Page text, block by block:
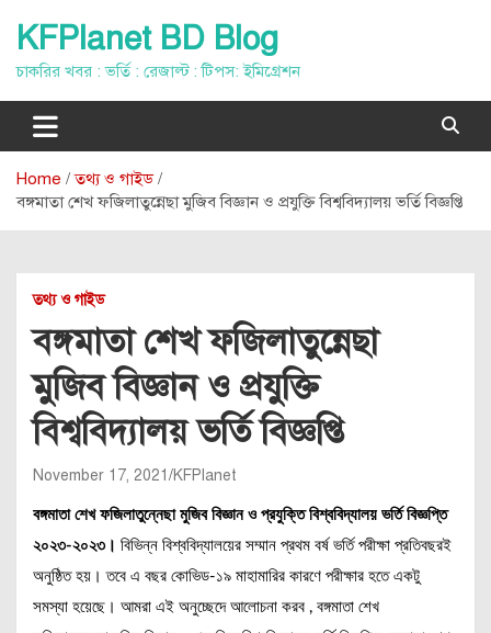
content
KFPlanet BD Blog
চাকরির খবর : ভর্তি : রেজাল্ট : টিপস: ইমিগ্রেশন
Home
তথ্য ও গাইড
বঙ্গমাতা শেখ ফজিলাতুন্নেছা মুজিব বিজ্ঞান ও প্রযুক্তি বিশ্ববিদ্যালয় ভর্তি বিজ্ঞপ্তি
তথ্য ও গাইড
বঙ্গমাতা শেখ ফজিলাতুন্নেছা
মুজিব বিজ্ঞান ও প্রযুক্তি
বিশ্ববিদ্যালয় ভর্তি বিজ্ঞপ্তি
November 17, 2021 KFPlanet
বঙ্গমাতা শেখ ফজিলাতুন্নেছা মুজিব বিজ্ঞান ও প্রযুক্তি বিশ্ববিদ্যালয় ভর্তি বিজ্ঞপ্তি
২০২৩-২০২৩। বিভিন্ন বিশ্ববিদ্যালয়ের সম্মান প্রথম বর্ষ ভর্তি পরীক্ষা প্রতিবছরই
অনুষ্ঠিত হয়। তবে এ বছর কোভিড-১৯ মাহামারির কারণে পরীক্ষার হতে একটু
সমস্যা হয়েছে। আমরা এই অনুচ্ছেদে আলোচনা করব , বঙ্গমাতা শেখ